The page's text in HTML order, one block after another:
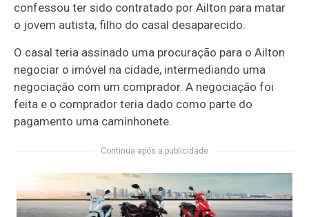
confessou ter sido contratado por Ailton para matar
o jovem autista, filho do casal desaparecido.
O casal teria assinado uma procuração para o Ailton
negociar o imóvel na cidade, intermediando uma
negociação com um comprador. A negociação foi
feita e o comprador teria dado como parte do
pagamento uma caminhonete.
Continua após a publicidade